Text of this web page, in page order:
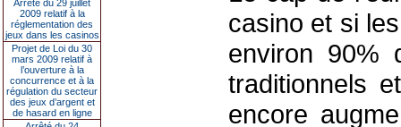
Arrêté du 29 juillet
2009 relatif à la
réglementation des
jeux dans les casinos
Projet de Loi du 30
mars 2009 relatif à
l’ouverture à la
concurrence et à la
régulation du secteur
des jeux d’argent et
de hasard en ligne
casino et si
environ 90%
traditionnels
encore